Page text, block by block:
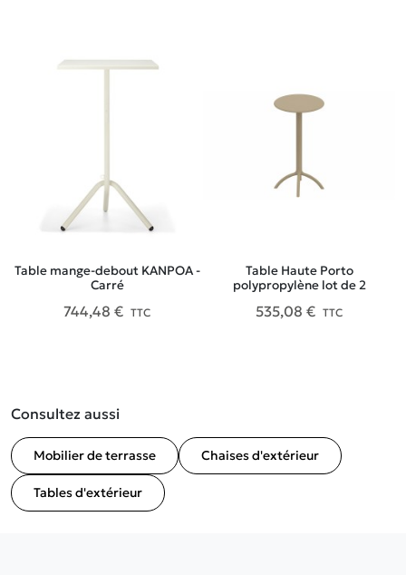
Table mange-debout KANPOA -
Carré
744,48 € TTC
Table Haute Porto
polypropylène lot de 2
535,08 € TTC
Consultez aussi
Mobilier de terrasse Chaises d'extérieur
Tables d'extérieur